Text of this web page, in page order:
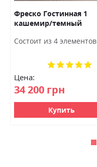
Фреско Гостинная 1
кашемир/темный
Состоит из 4 элементов
Цена:
34 200 грн
Рейтинг:
Купить